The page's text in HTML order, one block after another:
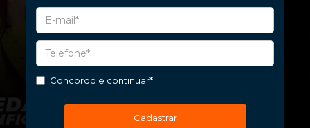
Concordo e continuar*